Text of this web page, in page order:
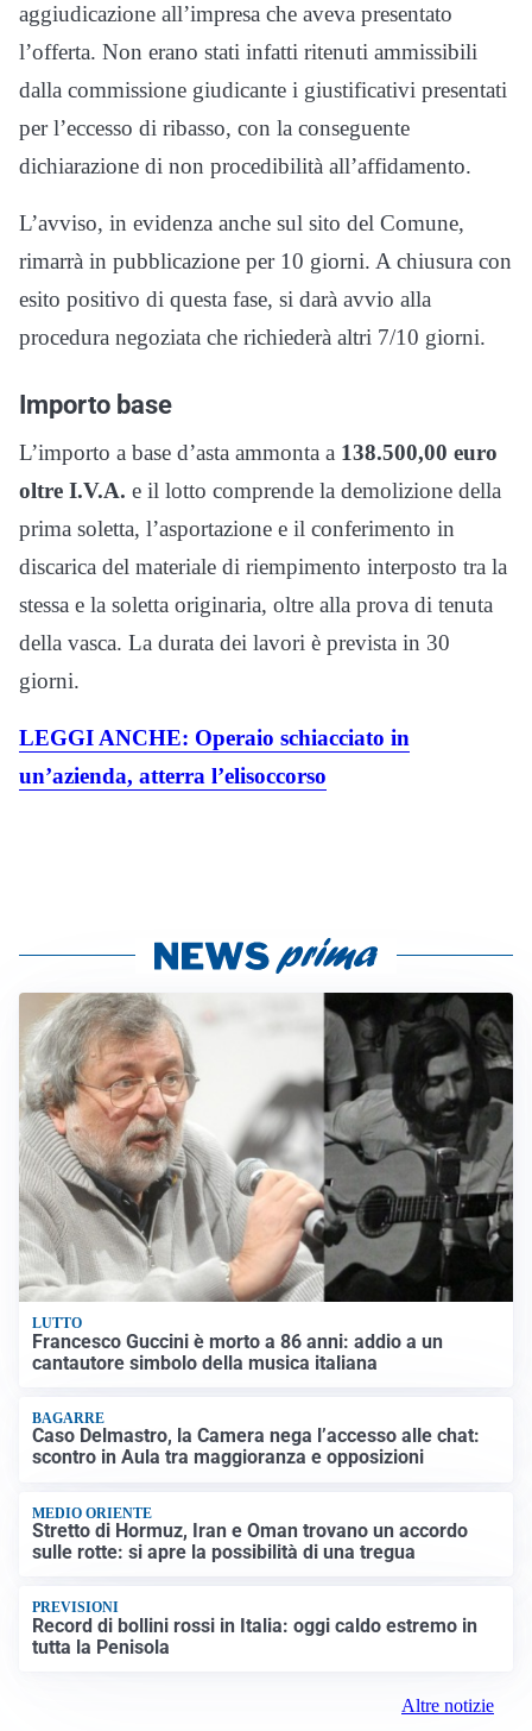
aggiudicazione all’impresa che aveva presentato
l’offerta. Non erano stati infatti ritenuti ammissibili
dalla commissione giudicante i giustificativi presentati
per l’eccesso di ribasso, con la conseguente
dichiarazione di non procedibilità all’affidamento.
L’avviso, in evidenza anche sul sito del Comune,
rimarrà in pubblicazione per 10 giorni. A chiusura con
esito positivo di questa fase, si darà avvio alla
procedura negoziata che richiederà altri 7/10 giorni.
Importo base
L’importo a base d’asta ammonta a 138.500,00 euro
oltre I.V.A. e il lotto comprende la demolizione della
prima soletta, l’asportazione e il conferimento in
discarica del materiale di riempimento interposto tra la
stessa e la soletta originaria, oltre alla prova di tenuta
della vasca. La durata dei lavori è prevista in 30
giorni.
LEGGI ANCHE: Operaio schiacciato in
un’azienda, atterra l’elisoccorso
LUTTO
Francesco Guccini è morto a 86 anni: addio a un
cantautore simbolo della musica italiana
BAGARRE
Caso Delmastro, la Camera nega l’accesso alle chat:
scontro in Aula tra maggioranza e opposizioni
MEDIO ORIENTE
Stretto di Hormuz, Iran e Oman trovano un accordo
sulle rotte: si apre la possibilità di una tregua
PREVISIONI
Record di bollini rossi in Italia: oggi caldo estremo in
tutta la Penisola
Altre notizie